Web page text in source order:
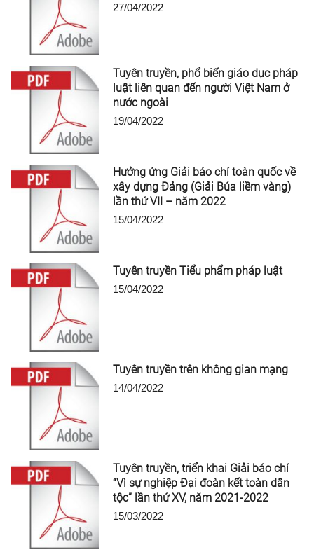
27/04/2022
Tuyên truyền, phổ biến giáo dục pháp
luật liên quan đến người Việt Nam ở
nước ngoài
19/04/2022
Hưởng ứng Giải báo chí toàn quốc về
xây dựng Đảng (Giải Búa liềm vàng)
lần thứ VII – năm 2022
15/04/2022
Tuyên truyền Tiểu phẩm pháp luật
15/04/2022
Tuyên truyền trên không gian mạng
14/04/2022
Tuyên truyền, triển khai Giải báo chí
“Vì sự nghiệp Đại đoàn kết toàn dân
tộc” lần thứ XV, năm 2021-2022
15/03/2022